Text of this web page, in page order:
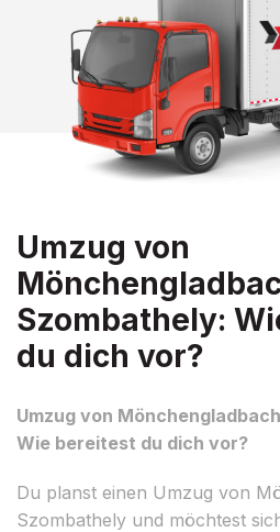
Umzug von
Szombathely:
du dich vor?
Umzug von
Wie bereitest du dich vor?
Du planst einen Umzug von
Szombathely und möchtest